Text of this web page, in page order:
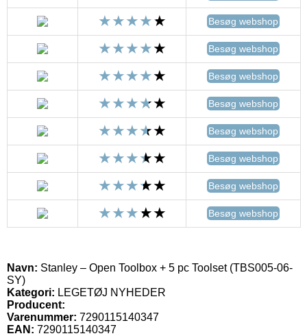
Besøg webshop
Besøg webshop
Besøg webshop
Besøg webshop
Besøg webshop
Besøg webshop
Besøg webshop
Besøg webshop
Navn: Stanley – Open Toolbox + 5 pc Toolset (TBS005-06-
SY)
Kategori: LEGETØJ NYHEDER
Producent:
Varenummer: 7290115140347
EAN: 7290115140347